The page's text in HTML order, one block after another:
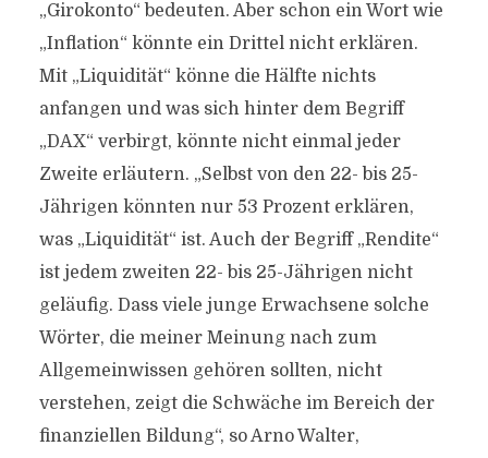
„Girokonto“ bedeuten. Aber schon ein Wort wie
„Inflation“ könnte ein Drittel nicht erklären.
Mit „Liquidität“ könne die Hälfte nichts
anfangen und was sich hinter dem Begriff
„DAX“ verbirgt, könnte nicht einmal jeder
Zweite erläutern. „Selbst von den 22- bis 25-
Jährigen könnten nur 53 Prozent erklären,
was „Liquidität“ ist. Auch der Begriff „Rendite“
ist jedem zweiten 22- bis 25-Jährigen nicht
geläufig. Dass viele junge Erwachsene solche
Wörter, die meiner Meinung nach zum
Allgemeinwissen gehören sollten, nicht
verstehen, zeigt die Schwäche im Bereich der
finanziellen Bildung“, so Arno Walter,